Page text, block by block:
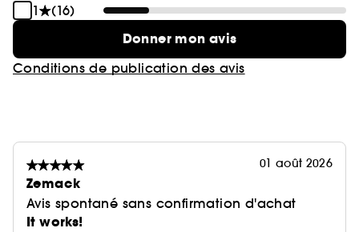
1
(16)
Donner mon avis
Conditions de publication des avis
01 août 2026
Zemack
Avis spontané sans confirmation d'achat
It works!